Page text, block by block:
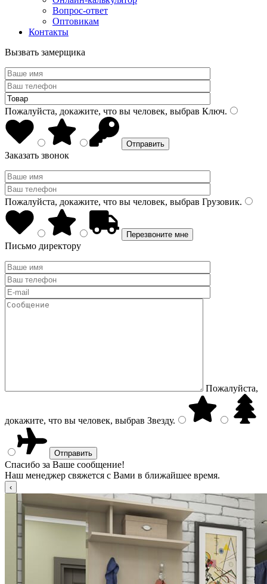
Вопрос-ответ
Оптовикам
Контакты
Вызвать замерщика
Пожалуйста, докажите, что вы человек, выбрав Ключ.
Заказать звонок
Пожалуйста, докажите, что вы человек, выбрав Грузовик.
Письмо директору
Пожалуйста,
докажите, что вы человек, выбрав Звезду.
Спасибо за Ваше сообщение!
Наш менеджер свяжется с Вами в ближайшее время.